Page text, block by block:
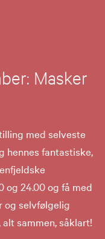
Masker
med selveste
hennes fantastiske,
og 24.00 og få med
og selvfølgelig
sammen, såklart!